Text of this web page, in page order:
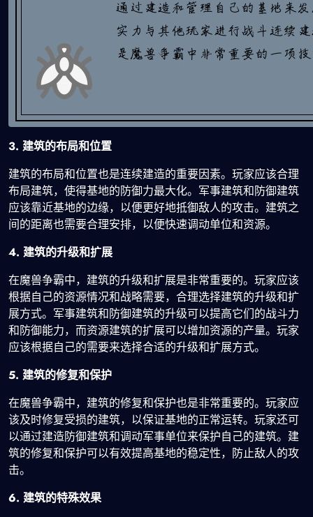
3. 建筑的布局和位置
建筑的布局和位置也是连续建造的重要因素。玩家应该合理
布局建筑，使得基地的防御力最大化。军事建筑和防御建筑
应该靠近基地的边缘，以便更好地抵御敌人的攻击。建筑之
间的距离也需要合理安排，以便快速调动单位和资源。
4. 建筑的升级和扩展
在魔兽争霸中，建筑的升级和扩展是非常重要的。玩家应该
根据自己的资源情况和战略需要，合理选择建筑的升级和扩
展方式。军事建筑和防御建筑的升级可以提高它们的战斗力
和防御能力，而资源建筑的扩展可以增加资源的产量。玩家
应该根据自己的需要来选择合适的升级和扩展方式。
5. 建筑的修复和保护
在魔兽争霸中，建筑的修复和保护也是非常重要的。玩家应
该及时修复受损的建筑，以保证基地的正常运转。玩家还可
以通过建造防御建筑和调动军事单位来保护自己的建筑。建
筑的修复和保护可以有效提高基地的稳定性，防止敌人的攻
击。
6. 建筑的特殊效果